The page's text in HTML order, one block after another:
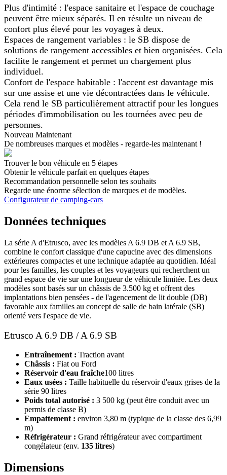
Plus d'intimité : l'espace sanitaire et l'espace de couchage
peuvent être mieux séparés. Il en résulte un niveau de
confort plus élevé pour les voyages à deux.
Espaces de rangement variables : le SB dispose de
solutions de rangement accessibles et bien organisées. Cela
facilite le rangement et permet un chargement plus
individuel.
Confort de l'espace habitable : l'accent est davantage mis
sur une assise et une vie décontractées dans le véhicule.
Cela rend le SB particulièrement attractif pour les longues
périodes d'immobilisation ou les tournées avec peu de
personnes.
Nouveau Maintenant
De nombreuses marques et modèles - regarde-les maintenant !
Trouver le bon véhicule en 5 étapes
Obtenir le véhicule parfait en quelques étapes
Recommandation personnelle selon tes souhaits
Regarde une énorme sélection de marques et de modèles.
Configurateur de camping-cars
Données techniques
La série A d'Etrusco, avec les modèles A 6.9 DB et A 6.9 SB,
combine le confort classique d'une capucine avec des dimensions
extérieures compactes et une technique adaptée au quotidien. Idéal
pour les familles, les couples et les voyageurs qui recherchent un
grand espace de vie sur une longueur de véhicule limitée. Les deux
modèles sont basés sur un châssis de 3.500 kg et offrent des
implantations bien pensées - de l'agencement de lit double (DB)
favorable aux familles au concept de salle de bain latérale (SB)
orienté vers l'espace de vie.
Etrusco A 6.9 DB / A 6.9 SB
Entraînement : Traction avant
Châssis : Fiat ou Ford
Réservoir d'eau fraîche100 litres
Eaux usées : Taille habituelle du réservoir d'eaux grises de la
série 90 litres
Poids total autorisé : 3 500 kg (peut être conduit avec un
permis de classe B)
Empattement : environ 3,80 m (typique de la classe des 6,99
m)
Réfrigérateur : Grand réfrigérateur avec compartiment
congélateur (env. 135 litres)
Dimensions